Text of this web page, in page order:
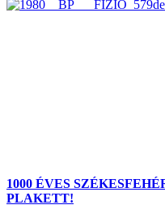
1000 ÉVES
PLAKETT!